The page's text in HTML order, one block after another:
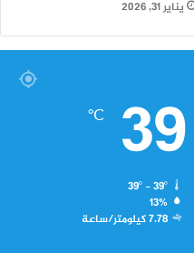
يناير 31, 2026
39
℃
39º - 39º
13%
7.78 كيلومتر/ساعة